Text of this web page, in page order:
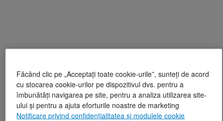
Făcând clic pe „Acceptați toate cookie-urile”, sunteți de acord
cu stocarea cookie-urilor pe dispozitivul dvs. pentru a
îmbunătăți navigarea pe site, pentru a analiza utilizarea site-
ului și pentru a ajuta eforturile noastre de marketing
Notificare privind confidențialitatea și modulele cookie